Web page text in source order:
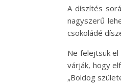
A díszítés
nagyszerű
csokoládé
Ne felejtsük
várják, hogy
„Boldog